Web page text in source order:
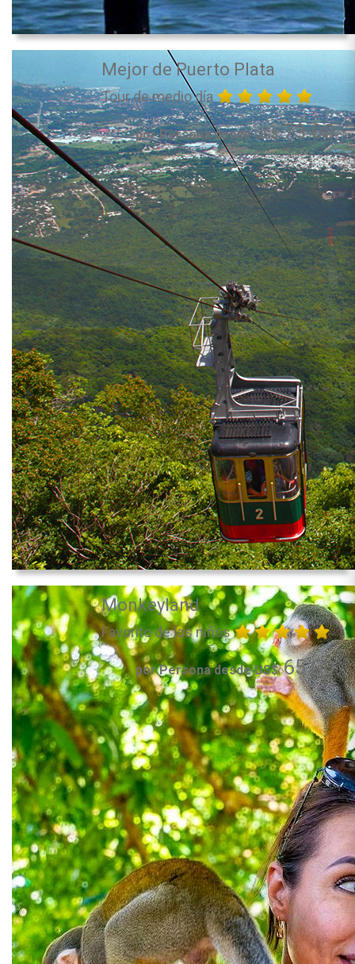
Mejor de Puerto Plata
Tour de medio día
por Persona desde US$73.00
Monkeyland
Favorito de los niños
por Persona desde US$65.00